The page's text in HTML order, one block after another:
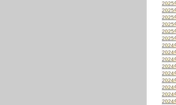
2025
2025
2025
2025
2025
2025
2024
2024
2024
2024
2024
2024
2024
2024
2024